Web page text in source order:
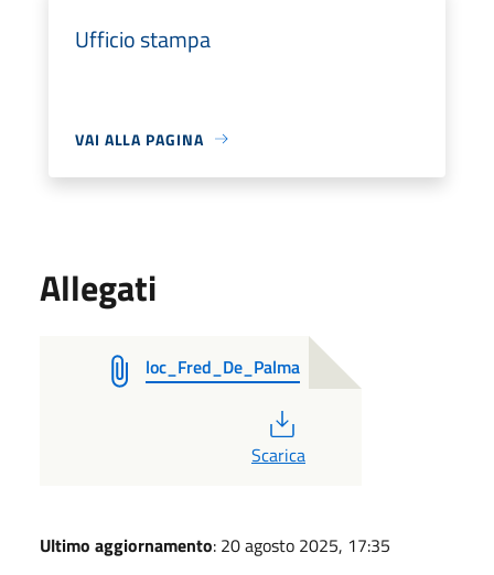
Ufficio stampa
VAI ALLA PAGINA
Allegati
loc_Fred_De_Palma
Scarica
Ultimo aggiornamento: 20 agosto 2025, 17:35